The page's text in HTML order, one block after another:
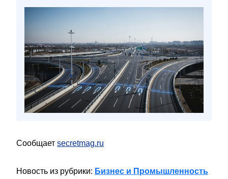
Сообщает secretmag.ru
Новость из рубрики: Бизнес и Промышленность